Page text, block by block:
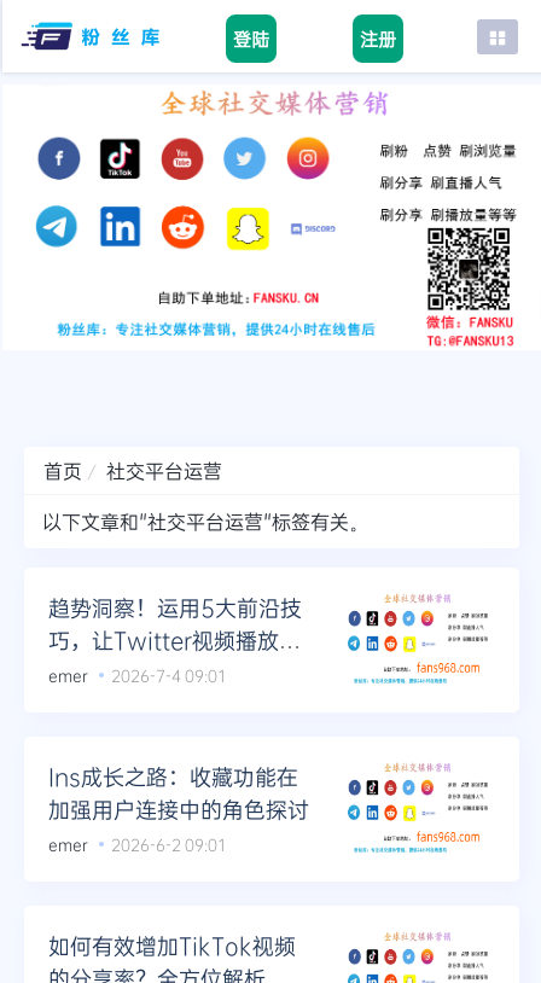
登陆 注册
首页
tiktok
youtube
instagram
首页
社交平台运营
以下文章和"社交平台运营"标签有关。
趋势洞察！运用5大前沿技
巧，让Twitter视频播放量
领先一步
emer 2026-7-4 09:01
Ins成长之路：收藏功能在
加强用户连接中的角色探讨
emer 2026-6-2 09:01
如何有效增加TikTok视频